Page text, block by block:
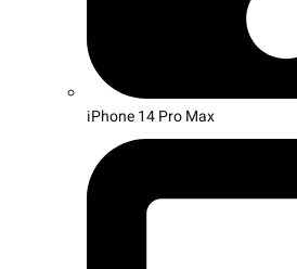
iPhone 14 Pro Max